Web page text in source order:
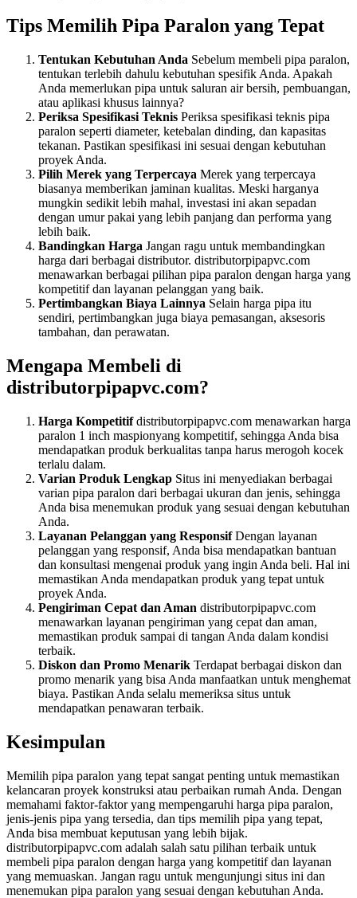
Tips Memilih Pipa Paralon yang Tepat
Tentukan Kebutuhan Anda Sebelum membeli pipa paralon,
tentukan terlebih dahulu kebutuhan spesifik Anda. Apakah
Anda memerlukan pipa untuk saluran air bersih, pembuangan,
atau aplikasi khusus lainnya?
Periksa Spesifikasi Teknis Periksa spesifikasi teknis pipa
paralon seperti diameter, ketebalan dinding, dan kapasitas
tekanan. Pastikan spesifikasi ini sesuai dengan kebutuhan
proyek Anda.
Pilih Merek yang Terpercaya Merek yang terpercaya
biasanya memberikan jaminan kualitas. Meski harganya
mungkin sedikit lebih mahal, investasi ini akan sepadan
dengan umur pakai yang lebih panjang dan performa yang
lebih baik.
Bandingkan Harga Jangan ragu untuk membandingkan
harga dari berbagai distributor. distributorpipapvc.com
menawarkan berbagai pilihan pipa paralon dengan harga yang
kompetitif dan layanan pelanggan yang baik.
Pertimbangkan Biaya Lainnya Selain harga pipa itu
sendiri, pertimbangkan juga biaya pemasangan, aksesoris
tambahan, dan perawatan.
Mengapa Membeli di
distributorpipapvc.com?
Harga Kompetitifdistributorpipapvc.com menawarkan harga
paralon 1 inch maspionyang kompetitif, sehingga Anda bisa
mendapatkan produk berkualitas tanpa harus merogoh kocek
terlalu dalam.
Varian Produk Lengkap Situs ini menyediakan berbagai
varian pipa paralon dari berbagai ukuran dan jenis, sehingga
Anda bisa menemukan produk yang sesuai dengan kebutuhan
Anda.
Layanan Pelanggan yang ResponsifDengan layanan
pelanggan yang responsif, Anda bisa mendapatkan bantuan
dan konsultasi mengenai produk yang ingin Anda beli. Hal ini
memastikan Anda mendapatkan produk yang tepat untuk
proyek Anda.
Pengiriman Cepat dan Aman distributorpipapvc.com
menawarkan layanan pengiriman yang cepat dan aman,
memastikan produk sampai di tangan Anda dalam kondisi
terbaik.
Diskon dan Promo Menarik Terdapat berbagai diskon dan
promo menarik yang bisa Anda manfaatkan untuk menghemat
biaya. Pastikan Anda selalu memeriksa situs untuk
mendapatkan penawaran terbaik.
Kesimpulan
Memilih pipa paralon yang tepat sangat penting untuk memastikan
kelancaran proyek konstruksi atau perbaikan rumah Anda. Dengan
memahami faktor-faktor yang mempengaruhi harga pipa paralon,
jenis-jenis pipa yang tersedia, dan tips memilih pipa yang tepat,
Anda bisa membuat keputusan yang lebih bijak.
distributorpipapvc.com adalah salah satu pilihan terbaik untuk
membeli pipa paralon dengan harga yang kompetitif dan layanan
yang memuaskan. Jangan ragu untuk mengunjungi situs ini dan
menemukan pipa paralon yang sesuai dengan kebutuhan Anda.